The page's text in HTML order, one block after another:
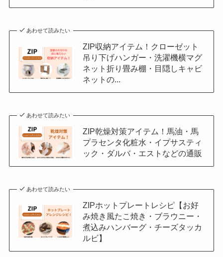
あわせて読みたい
ZIP収納アイテム！クローゼット
吊り下げハンガー・洗濯機横マグ
ネット折り畳み棚・目隠しキャビ
ネットの...
あわせて読みたい
ZIP乾燥対策アイテム！馬油・馬
プラセンタ化粧水・イプサスティ
ック・ダルバ・エストなどの通販
あわせて読みたい
ZIPホットプレートレシピ【お好
み焼き風たこ焼き・ブラウニー・
煮込みハンバーグ・チーズタッカ
ルビ】